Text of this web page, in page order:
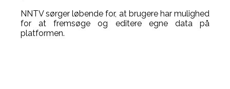
NNTV sørger løbende for, at brugere har mulighed
for at fremsøge og editere egne data på
platformen.